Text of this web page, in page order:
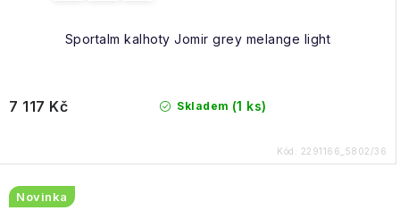
Sportalm kalhoty Jomir grey melange light
Skladem (1 ks)
7 117 Kč
Kód: 2291166_5802/36
Novinka